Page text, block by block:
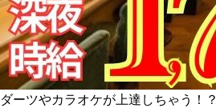
ダーツやカラオケが上達しちゃう！？